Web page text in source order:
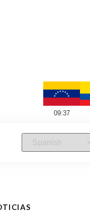
09:37